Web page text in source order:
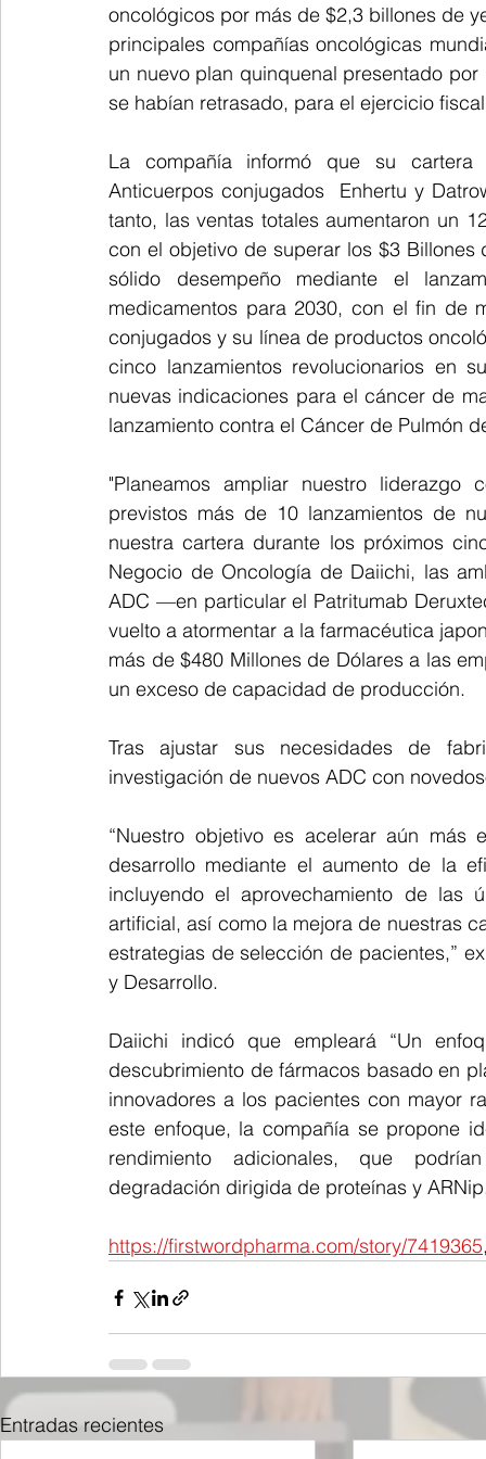
oncológicos por más de $2,3 billones de
principales compañías oncológicas
un nuevo plan quinquenal presentado
se habían retrasado, para el ejercicio
La compañía informó que su
Anticuerpos conjugados  Enhertu y
tanto, las ventas totales aumentaron un
con el objetivo de superar los $3 Billones
sólido desempeño mediante el
medicamentos para 2030, con el fin de
conjugados y su línea de productos
cinco lanzamientos revolucionarios en
nuevas indicaciones para el cáncer de
lanzamiento contra el Cáncer de Pulmón
"Planeamos ampliar nuestro
previstos más de 10 lanzamientos de
nuestra cartera durante los próximos
Negocio de Oncología de Daiichi, las
ADC —en particular el Patritumab
vuelto a atormentar a la farmacéutica
más de $480 Millones de Dólares a las
un exceso de capacidad de producción.
Tras ajustar sus necesidades de
investigación de nuevos ADC con
“Nuestro objetivo es acelerar aún
desarrollo mediante el aumento de la
incluyendo el aprovechamiento de las
artificial, así como la mejora de nuestras
estrategias de selección de pacientes,”
y Desarrollo.
Daiichi indicó que empleará “Un
descubrimiento de fármacos basado en
innovadores a los pacientes con mayor
este enfoque, la compañía se propone
rendimiento adicionales, que
degradación dirigida de proteínas y
https://firstwordpharma.com/story/7419365
Entradas recientes